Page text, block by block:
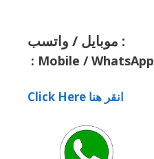
موبايل / واتسب :
: Mobile / WhatsApp
Click Here انقر هنا